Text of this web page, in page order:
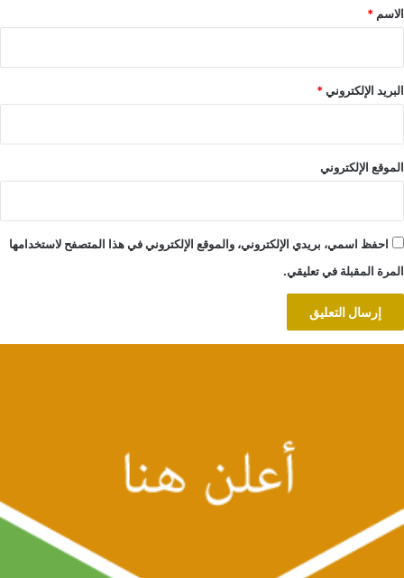
*
الاسم *
البريد الإلكتروني*
الموقع الإلكتروني
احفظ اسمي، بريدي الإلكتروني، والموقع الإلكتروني في هذا المتصفح لاستخدامها
المرة المقبلة في تعليقي.